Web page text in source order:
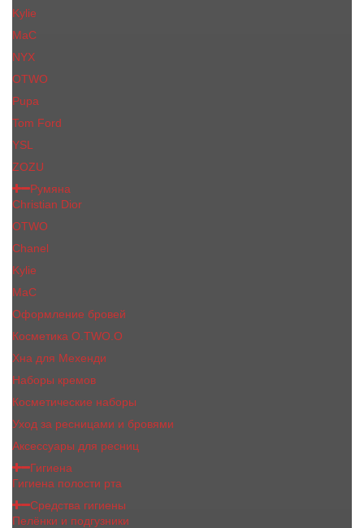
Kylie
MaC
NYX
OTWO
Pupa
Tom Ford
YSL
ZOZU
Румяна
Christian Dior
OTWO
Сhanеl
Kylie
MaC
Оформление бровей
Косметика O.TWO.O
Хна для Мехенди
Наборы кремов
Косметические наборы
Уход за ресницами и бровями
Аксессуары для ресниц
Гигиена
Гигиена полости рта
Средства гигиены
Пелёнки и подгузники